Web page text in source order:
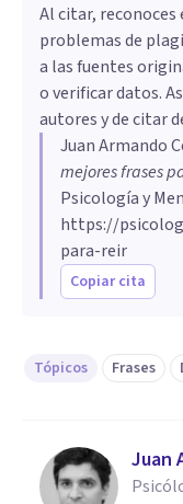
Al citar,
problemas de
a las fuentes
o verificar datos.
autores y de citar
Juan Armando
mejores frases
Psicología y
https://
para-reir
Copiar cita
Tópicos Frases
Juan